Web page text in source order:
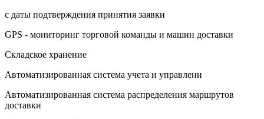
с даты подтверждения принятия заявки
GPS - мониторинг торговой команды и машин доставки
Складское хранение
Автоматизированная система учета и управлени
Автоматизированная система распределения маршрутов
доставки